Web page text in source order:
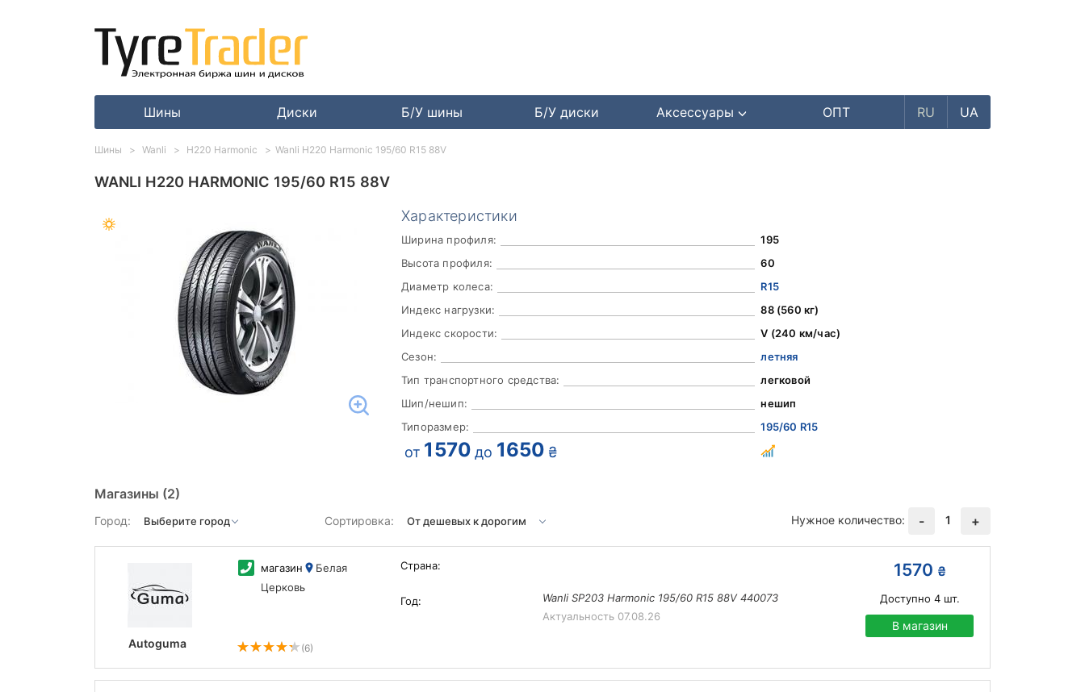
Шины Диски Б/У шины Б/У диски Аксессуары ОПТ RU UA
WANLI H220 HARMONIC 195/60 R15 88V
Характеристики
Ширина профиля:
195
Высота профиля:
60
Диаметр колеса:
R15
Индекс нагрузки:
88 (560 кг)
Индекс скорости:
V (240 км/час)
Сезон:
летняя
Тип транспортного средства:
легковой
Шип/нешип:
нешип
Типоразмер:
195/60 R15
от 1570 до 1650 ₴
Магазины (2)
Город: Сортировка: Нужное количество: - 1 +
Autoguma
магазин
Белая
Церковь
(6)
Страна:
Год:
Wanli SP203 Harmonic 195/60 R15 88V 440073
Актуальность 07.08.26
1570 ₴
Доступно 4шт.
В магазин
Шины Wanli H220 Harmonic Wanli H220 Harmonic 195/60 R15 88V